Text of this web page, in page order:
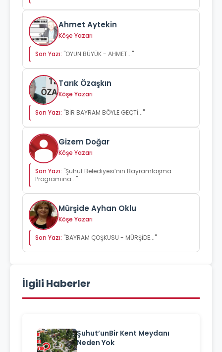
Ahmet Aytekin
Köşe Yazarı
Son Yazı: "OYUN BÜYÜK - AHMET..."
Tarık Özaşkın
Köşe Yazarı
Son Yazı: "BİR BAYRAM BÖYLE GEÇTİ..."
Gizem Doğar
Köşe Yazarı
Son Yazı: "Şuhut Belediyesi’nin Bayramlaşma
Programına..."
Mürşide Ayhan Oklu
Köşe Yazarı
Son Yazı: "BAYRAM ÇOŞKUSU - MÜRŞİDE..."
İlgili Haberler
Şuhut’unBir Kent Meydanı
Neden Yok